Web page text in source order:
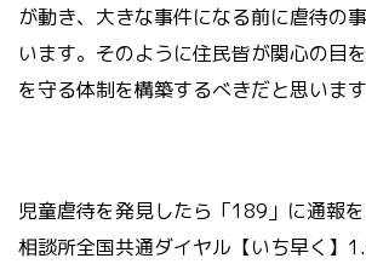
が動き、大きな事件になる前に虐待の
います。そのように住民皆が関心の目
を守る体制を構築するべきだと思います
児童虐待を発見したら 「189 」 に通報
相談所全国共通ダイヤル【いち早く】